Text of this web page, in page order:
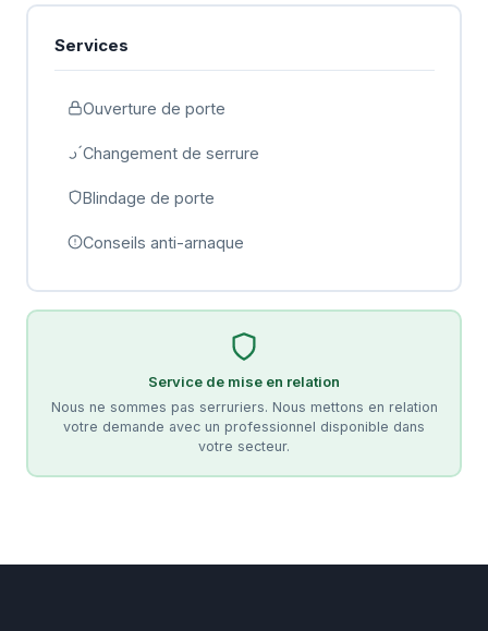
Services
Ouverture de porte
Changement de serrure
Blindage de porte
Conseils anti-arnaque
Service de mise en relation
Nous ne sommes pas serruriers. Nous mettons en relation
votre demande avec un professionnel disponible dans
votre secteur.